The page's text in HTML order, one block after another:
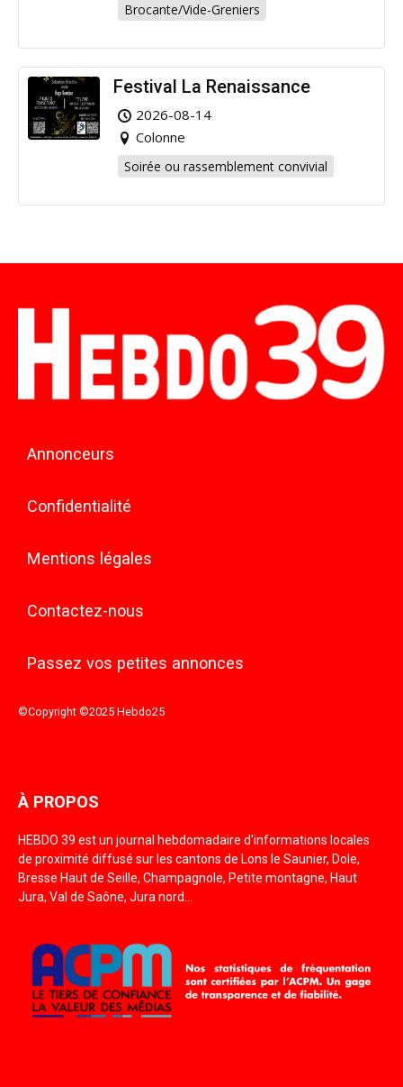
Brocante/Vide-Greniers
Festival La Renaissance
2026-08-14
Colonne
Soirée ou rassemblement convivial